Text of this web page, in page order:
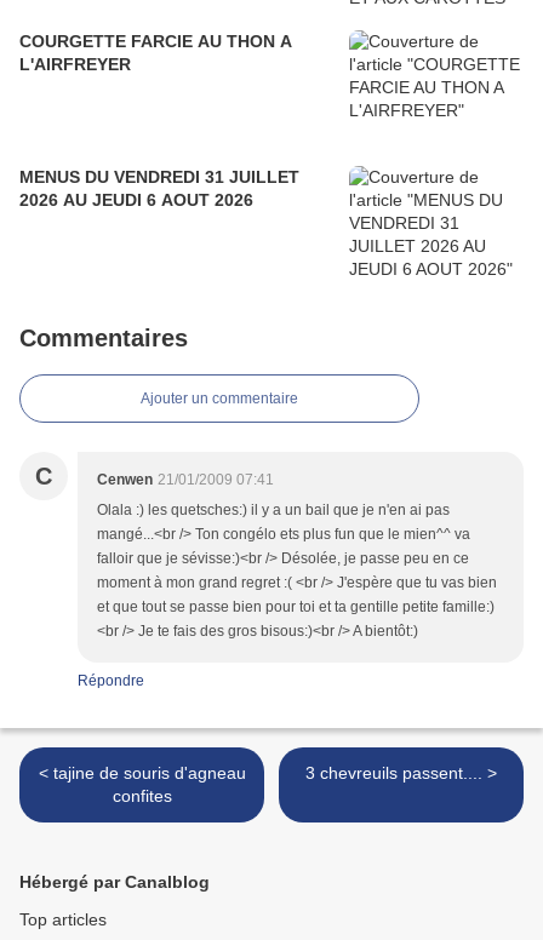
COURGETTE FARCIE AU THON A
L'AIRFREYER
MENUS DU VENDREDI 31 JUILLET
2026 AU JEUDI 6 AOUT 2026
Commentaires
Ajouter un commentaire
C Cenwen 21/01/2009 07:41
Olala :) les quetsches:) il y a un bail que je n'en ai pas
mangé...<br /> Ton congélo ets plus fun que le mien^^ va
falloir que je sévisse:)<br /> Désolée, je passe peu en ce
moment à mon grand regret :( <br /> J'espère que tu vas bien
et que tout se passe bien pour toi et ta gentille petite famille:)
<br /> Je te fais des gros bisous:)<br /> A bientôt:)
Répondre
< tajine de souris d'agneau
confites
3 chevreuils passent.... >
Hébergé par Canalblog
Top articles